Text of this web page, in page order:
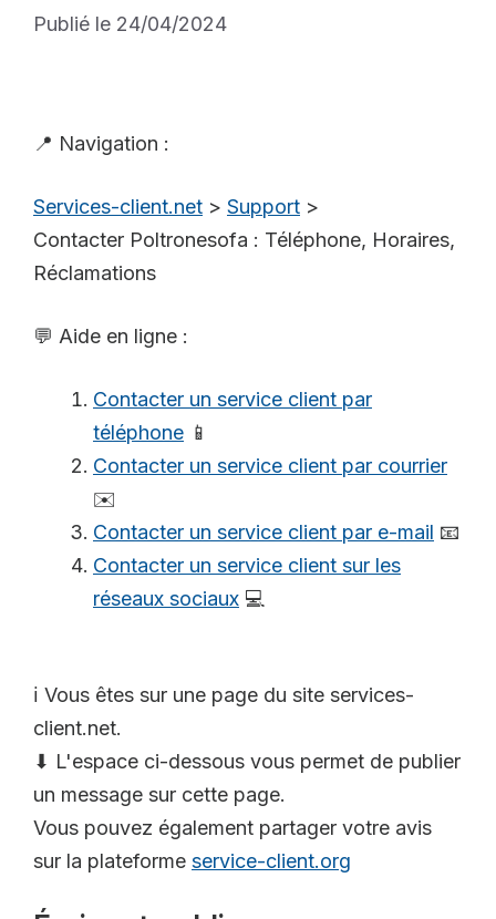
Publié le 24/04/2024
📍 Navigation :
Services-client.net > Support >
Contacter Poltronesofa : Téléphone, Horaires,
Réclamations
💬 Aide en ligne :
Contacter un service client par
téléphone 📱
Contacter un service client par courrier
✉️
Contacter un service client par e-mail 📧
Contacter un service client sur les
réseaux sociaux 💻
ℹ️ Vous êtes sur une page du site services-
client.net.
⬇ L'espace ci-dessous vous permet de publier
un message sur cette page.
Vous pouvez également partager votre avis
sur la plateforme service-client.org